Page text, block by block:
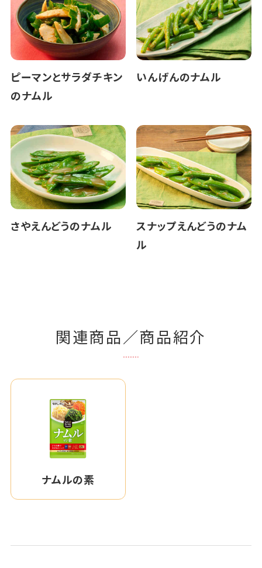
ピーマンとサラダチキン
のナムル
いんげんのナムル
さやえんどうのナムル
スナップえんどうのナム
ル
関連商品／商品紹介
ナムルの素